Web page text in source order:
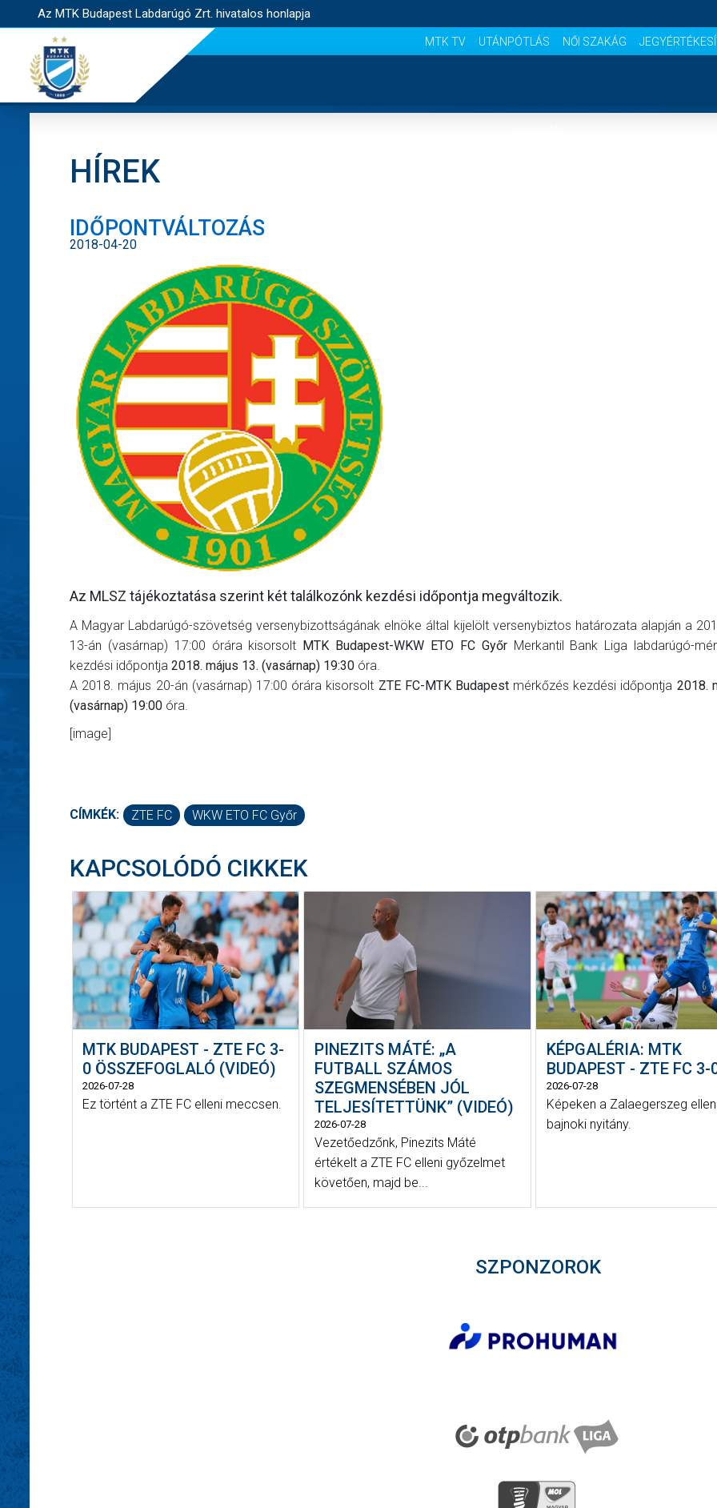
Az MTK Budapest Labdarúgó Zrt. hivatalos honlapja
MTK TV UTÁNPÓTLÁS NŐI SZAKÁG
HÍREK
IDŐPONTVÁLTOZÁS
2018-04-20
Az MLSZ tájékoztatása szerint két találkozónk kezdési időpontja megváltozik.
A Magyar Labdarúgó-szövetség versenybizottságának elnöke által kijelölt versenybiztos határozata alapján a
13-án (vasárnap) 17:00 órára kisorsolt MTK Budapest-WKW ETO FC GyőrMerkantil Bank Liga labdarúgó-
kezdési időpontja 2018. május 13. (vasárnap) 19:30 óra.
A 2018. május 20-án (vasárnap) 17:00 órára kisorsolt ZTE FC-MTK Budapestmérkőzés kezdési időpontja 2018.
(vasárnap) 19:00 óra.
[image]
CÍMKÉK: ZTE FC WKW ETO FC Győr
KAPCSOLÓDÓ CIKKEK
MTK BUDAPEST - ZTE FC 3-
0 ÖSSZEFOGLALÓ (VIDEÓ)
2026-07-28
Ez történt a ZTE FC elleni meccsen.
PINEZITS MÁTÉ: „A
FUTBALL SZÁMOS
SZEGMENSÉBEN JÓL
TELJESÍTETTÜNK” (VIDEÓ)
2026-07-28
Vezetőedzőnk, Pinezits Máté
értékelt a ZTE FC elleni győzelmet
követően, majd be...
KÉPGALÉRIA: MTK
BUDAPEST - ZTE FC 3-
2026-07-28
Képeken a Zalaegerszeg
bajnoki nyitány.
SZPONZOROK